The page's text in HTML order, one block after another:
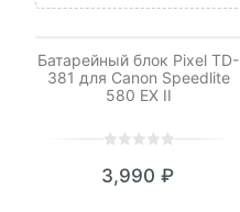
Батарейный блок Pixel TD-
381 для Canon Speedlite
580 EX II
out
3,990 ₽